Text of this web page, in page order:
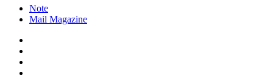
Note
Mail Magazine